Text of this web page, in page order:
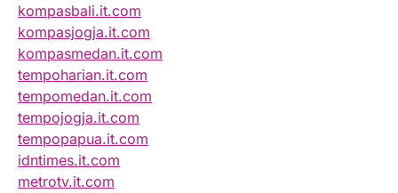
kompasbali.it.com
kompasjogja.it.com
kompasmedan.it.com
tempoharian.it.com
tempomedan.it.com
tempojogja.it.com
tempopapua.it.com
idntimes.it.com
metrotv.it.com